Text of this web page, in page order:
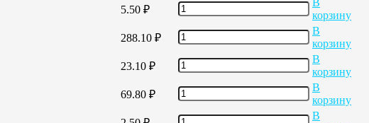
5.50 ₽
корзину
288.10 ₽
В
корзину
23.10 ₽
В
корзину
69.80 ₽
В
корзину
В